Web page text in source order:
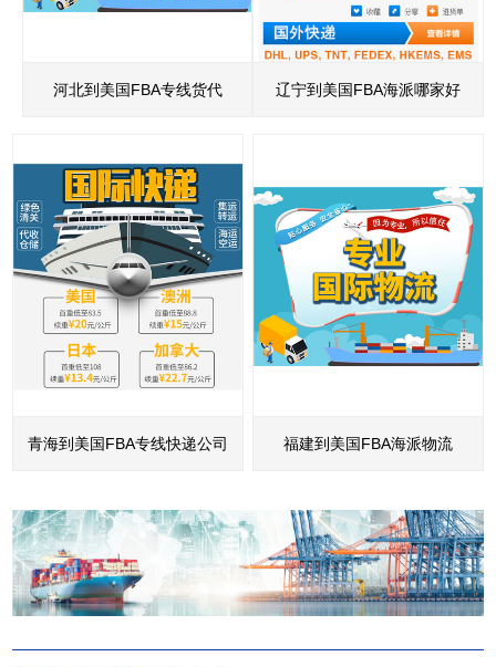
辽宁到美国FBA海派哪家好
河北到美国FBA专线货代
青海到美国FBA专线快递公司 福建到美国FBA海派物流